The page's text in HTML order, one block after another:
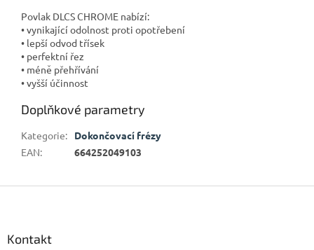
Povlak DLCS CHROME nabízí:
• vynikající odolnost proti opotřebení
• lepší odvod třísek
• perfektní řez
• méně přehřívání
• vyšší účinnost
Doplňkové parametry
Kategorie:
Dokončovací frézy
EAN: 664252049103
Kontakt